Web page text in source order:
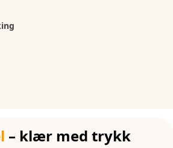
– klær med trykk